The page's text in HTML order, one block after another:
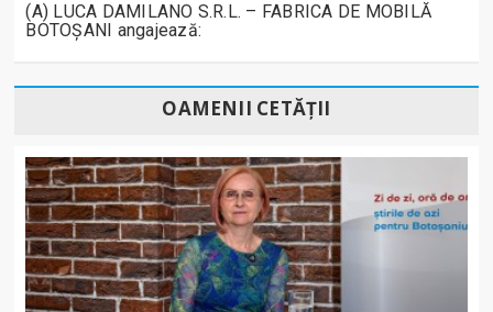
(A) LUCA DAMILANO S.R.L. – FABRICA DE MOBILĂ
BOTOȘANI angajează:
OAMENII CETĂȚII